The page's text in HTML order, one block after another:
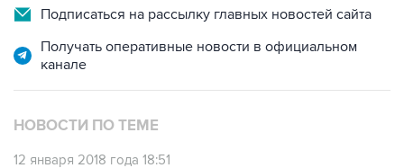
Подписаться на рассылку главных новостей сайта
Получать оперативные новости в официальном
канале
НОВОСТИ ПО ТЕМЕ
12 января 2018 года 18:51